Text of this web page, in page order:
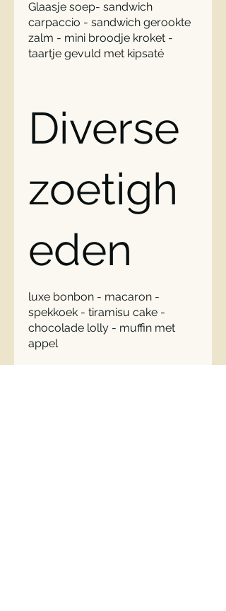
Glaasje soep- sandwich
carpaccio - sandwich gerookte
zalm - mini broodje kroket -
taartje gevuld met kipsaté
Diverse
zoetigh
eden
luxe bonbon - macaron -
spekkoek - tiramisu cake -
chocolade lolly - muffin met
appel